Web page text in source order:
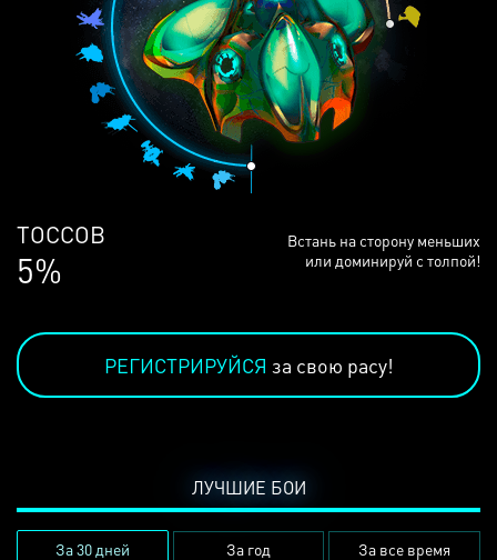
ЛЮДЕЙ
68%
Встань на сторону меньших
или доминируй с толпой!
РЕГИСТРИРУЙСЯ за свою расу!
ЛУЧШИЕ БОИ
За 30 дней За год За все время